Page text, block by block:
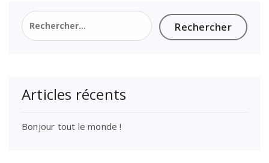
Rechercher :
Articles récents
Bonjour tout le monde !